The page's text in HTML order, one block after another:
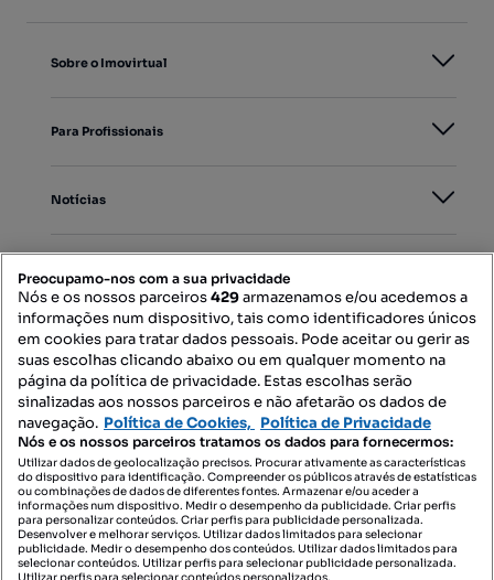
Sobre o Imovirtual
Para Profissionais
Notícias
Mapa do Site
Contacte-nos
SIGA-NOS:
DESCARREGAR NA:
Preocupamo-nos com a sua privacidade
Nós e os nossos parceiros429armazenamos e/ou acedemos a
informações num dispositivo, tais como identificadores únicos
em cookies para tratar dados pessoais. Pode aceitar ou gerir as
suas escolhas clicando abaixo ou em qualquer momento na
página da política de privacidade. Estas escolhas serão
sinalizadas aos nossos parceiros e não afetarão os dados de
navegação. Política de Cookies, Política de Privacidade
Nós e os nossos parceiros tratamos os dados para fornecermos:
Utilizar dados de geolocalização precisos. Procurar ativamente as características
do dispositivo para identificação. Compreender os públicos através de estatísticas
ou combinações de dados de diferentes fontes. Armazenar e/ou aceder a
informações num dispositivo. Medir o desempenho da publicidade. Criar perfis
para personalizar conteúdos. Criar perfis para publicidade personalizada.
Desenvolver e melhorar serviços. Utilizar dados limitados para selecionar
publicidade. Medir o desempenho dos conteúdos. Utilizar dados limitados para
selecionar conteúdos. Utilizar perfis para selecionar publicidade personalizada.